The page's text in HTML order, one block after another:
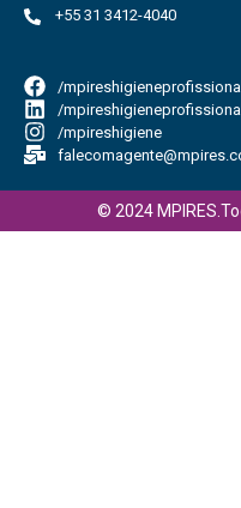
+55 31 3412-4040
/
/
/mpireshigiene
© 2024